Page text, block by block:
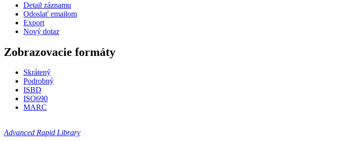
Detail záznamu
Odoslať emailom
Export
Nový dotaz
Zobrazovacie formáty
Skrátený
Podrobný
ISBD
ISO690
MARC
Advanced Rapid Library